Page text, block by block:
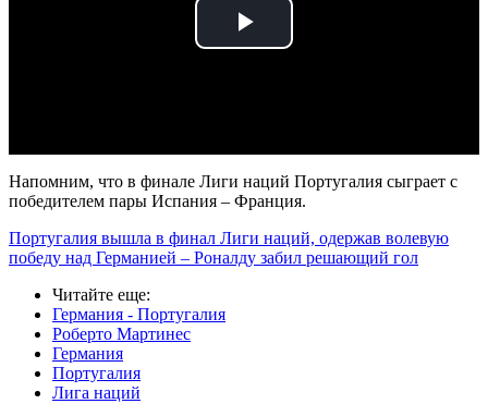
Play
Напомним, что в финале Лиги наций Португалия сыграет с
победителем пары Испания – Франция.
Португалия вышла в финал Лиги наций, одержав волевую
победу над Германией – Роналду забил решающий гол
Читайте еще:
Германия - Португалия
Роберто Мартинес
Германия
Португалия
Лига наций